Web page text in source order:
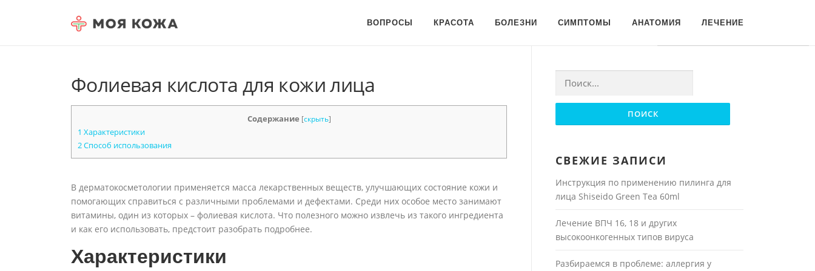
ВОПРОСЫ КРАСОТА БОЛЕЗНИ СИМПТОМЫ АНАТОМИЯ ЛЕЧЕНИЕ
Фолиевая кислота для кожи лица
Содержание [скрыть]
1 Характеристики
2Способ использования
В дерматокосметологии применяется масса лекарственных веществ, улучшающих состояние кожи и
помогающих справиться с различными проблемами и дефектами. Среди них особое место занимают
витамины, один из которых – фолиевая кислота. Что полезного можно извлечь из такого ингредиента
и как его использовать, предстоит разобрать подробнее.
Характеристики
Найти:
СВЕЖИЕ ЗАПИСИ
Инструкция по применению пилинга для
лица Shiseido Green Tea 60ml
Лечение ВПЧ 16, 18 и других
высокоонкогенных типов вируса
Разбираемся в проблеме: аллергия у
Для любых предложений по